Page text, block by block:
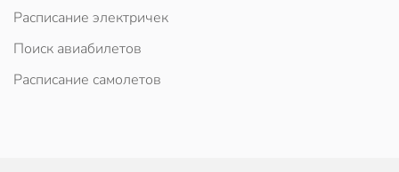
Расписание электричек
Поиск авиабилетов
Расписание самолетов